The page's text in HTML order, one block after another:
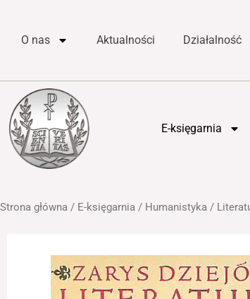
treściO nas Aktualności Działalność
E-księgarnia
Strona główna / E-księgarnia / Humanistyka /